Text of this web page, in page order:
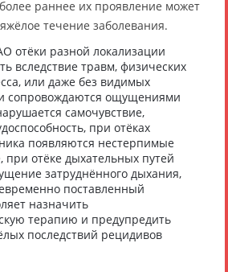
раннее их проявление может
течение заболевания.
отёки разной локализации
вследствие травм, физических
или даже без видимых
сопровождаются ощущениями
самочувствие,
при отёках
появляются нестерпимые
при отёке дыхательных путей
затруднённого дыхания,
поставленный
назначить
терапию и предупредить
последствий рецидивов